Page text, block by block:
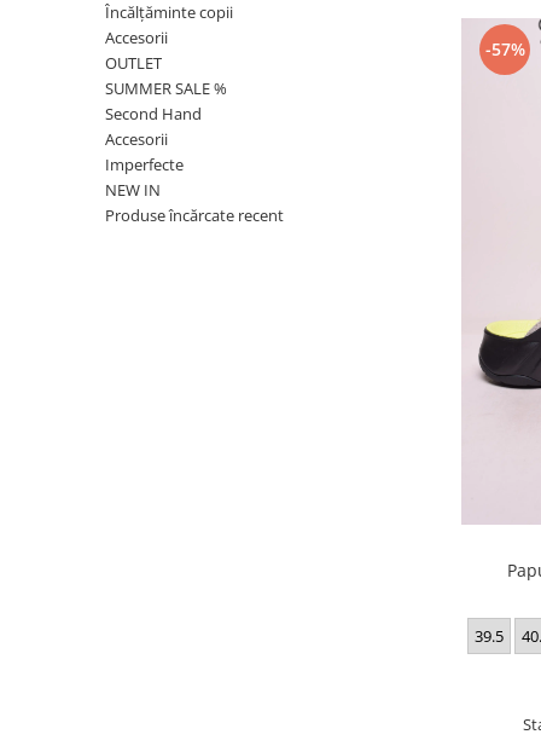
Încălțăminte copii
Accesorii
OUTLET
SUMMER SALE %
Second Hand
Accesorii
Imperfecte
NEW IN
Produse încărcate recent
-57%
39.5